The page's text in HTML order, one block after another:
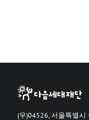
(우)04526, 서울특별시